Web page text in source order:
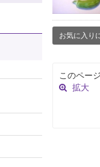
お気に入り
このペー
拡大